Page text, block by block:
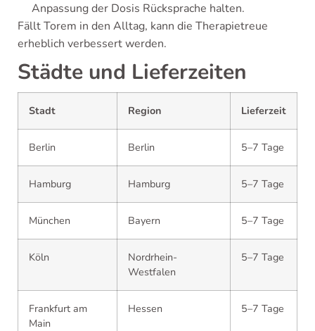
Anpassung der Dosis Rücksprache halten.
Fällt Torem in den Alltag, kann die Therapietreue
erheblich verbessert werden.
Städte und Lieferzeiten
Stadt Region Lieferzeit
Berlin Berlin 5–7 Tage
Hamburg Hamburg 5–7 Tage
München Bayern 5–7 Tage
Köln
Nordrhein-
Westfalen
5–7 Tage
Frankfurt am
Main
Hessen 5–7 Tage